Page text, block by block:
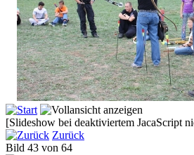
[Slideshow bei deaktiviertem JacaScript
Zurück
Bild 43 von 64